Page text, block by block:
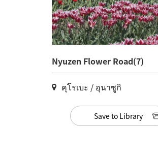
Nyuzen Flower Road(7)
คุโรเบะ / อุนาซูกิ
Save to Library